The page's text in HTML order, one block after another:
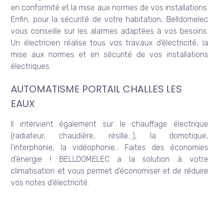
en conformité et la mise aux normes de vos installations.
Enfin, pour la sécurité de votre habitation, Belldomelec
vous conseille sur les alarmes adaptées à vos besoins.
Un électricien réalise tous vos travaux d’électricité, la
mise aux normes et en sécurité de vos installations
électriques.
AUTOMATISME PORTAIL CHALLES LES
EAUX
Il intervient également sur le chauffage électrique
(radiateur, chaudière, résille…), la domotique,
l’interphonie, la vidéophonie… Faites des économies
d’énergie ! BELLDOMELEC a la solution à votre
climatisation et vous permet d’économiser et de réduire
vos notes d’électricité.